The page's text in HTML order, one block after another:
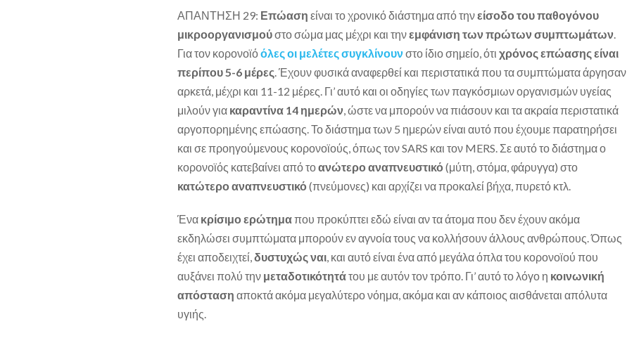
ΑΠΑΝΤΗΣΗ 29: Επώαση είναι το χρονικό διάστημα από τηνείσοδο του παθογόνου
μικροοργανισμούστο σώμα μας μέχρι και τηνεμφάνιση των πρώτων συμπτωμάτων.
Για τον κορονοϊόόλες οι μελέτες συγκλίνουνστο ίδιο σημείο, ότι χρόνος επώασης είναι
περίπου 5-6 μέρες. Έχουν φυσικά αναφερθεί και περιστατικά που τα συμπτώματα άργησαν
αρκετά, μέχρι και 11-12 μέρες. Γι’ αυτό και οι οδηγίες των παγκόσμιων οργανισμών υγείας
μιλούν για καραντίνα 14 ημερών, ώστε να μπορούν να πιάσουν και τα ακραία περιστατικά
αργοπορημένης επώασης. Το διάστημα των 5 ημερών είναι αυτό που έχουμε παρατηρήσει
και σε προηγούμενους κορονοϊούς, όπως τον SARS και τον MERS. Σε αυτό το διάστημα ο
κορονοϊός κατεβαίνει από τοανώτερο αναπνευστικό (μύτη, στόμα, φάρυγγα) στο
κατώτερο αναπνευστικό (πνεύμονες) και αρχίζει να προκαλεί βήχα, πυρετό κτλ.
Ένα κρίσιμο ερώτημαπου προκύπτει εδώ είναι αν τα άτομα που δεν έχουν ακόμα
εκδηλώσει συμπτώματα μπορούν εν αγνοία τους να κολλήσουν άλλους ανθρώπους. Όπως
έχει αποδειχτεί, δυστυχώς ναι , και αυτό είναι ένα από μεγάλα όπλα του κορονοϊού που
αυξάνει πολύ την μεταδοτικότητάτου με αυτόν τον τρόπο. Γι’ αυτό το λόγο η κοινωνική
απόσταση αποκτά ακόμα μεγαλύτερο νόημα, ακόμα και αν κάποιος αισθάνεται απόλυτα
υγιής.